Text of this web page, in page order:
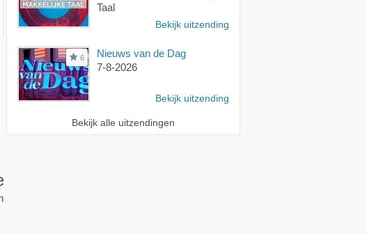
Taal
Bekijk uitzending
6
Nieuws van de Dag
7-8-2026
Bekijk uitzending
Bekijk alle uitzendingen